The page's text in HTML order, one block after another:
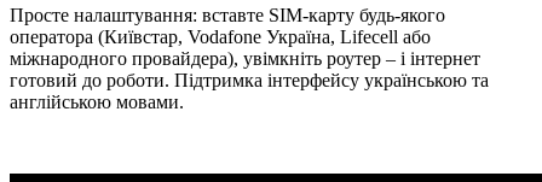
Просте налаштування: вставте SIM-карту будь-якого
оператора (Київстар, Vodafone Україна, Lifecell або
міжнародного провайдера), увімкніть роутер – і інтернет
готовий до роботи. Підтримка інтерфейсу українською та
англійською мовами.